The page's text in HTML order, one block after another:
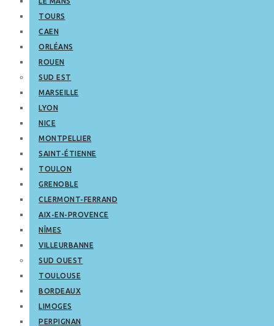
TOURS
CAEN
ORLÉANS
ROUEN
SUD EST
MARSEILLE
LYON
NICE
MONTPELLIER
SAINT-ÉTIENNE
TOULON
GRENOBLE
CLERMONT-FERRAND
AIX-EN-PROVENCE
NÎMES
VILLEURBANNE
SUD OUEST
TOULOUSE
BORDEAUX
LIMOGES
PERPIGNAN